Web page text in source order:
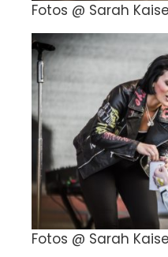
Fotos @ Sarah
Fotos @ Sarah